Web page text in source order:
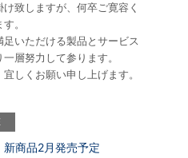
致しますが、何卒ご寛容く
。
いただける製品とサービス
層努力して参ります。
しくお願い申し上げます。
商品2月発売予定